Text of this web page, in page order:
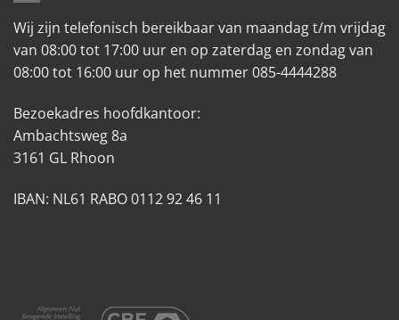
Wij zijn telefonisch bereikbaar van maandag t/m vrijdag
van 08:00 tot 17:00 uur en op zaterdag en zondag van
08:00 tot 16:00 uur op het nummer 085-4444288
Bezoekadres hoofdkantoor:
Ambachtsweg 8a
3161 GL Rhoon
IBAN: NL61 RABO 0112 92 46 11